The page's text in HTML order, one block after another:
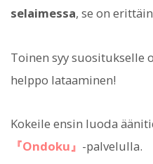
selaimessa, se on
Toinen syy suositukselle
helppo lataaminen!
Kokeile ensin luoda
『Ondoku』 -palvelulla.